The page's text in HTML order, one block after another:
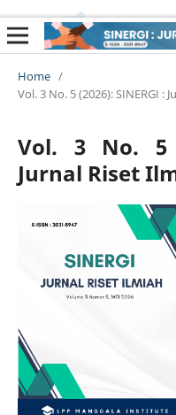
Home /
Vol. 3 No. 5 (2026): SINERGI :
Vol. 3 No. 5
Jurnal Riset